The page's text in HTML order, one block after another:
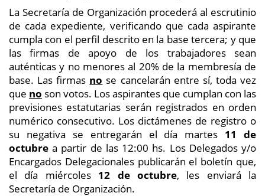
La Secretaría de Organización procederá al escrutinio
de cada expediente, verificando que cada aspirante
cumpla con el perfil descrito en la base tercera; y que
las firmas de apoyo de los trabajadores sean
auténticas y no menores al 20% de la membresía de
base. Las firmas no se cancelarán entre sí, toda vez
que no son votos. Los aspirantes que cumplan con las
previsiones estatutarias serán registrados en orden
numérico consecutivo. Los dictámenes de registro o
su negativa se entregarán el día martes 11 de
octubre a partir de las 12:00 hs. Los Delegados y/o
Encargados Delegacionales publicarán el boletín que,
el día miércoles 12 de octubre, les enviará la
Secretaría de Organización.